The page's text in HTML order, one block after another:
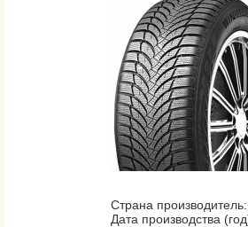
Страна
Дата производства